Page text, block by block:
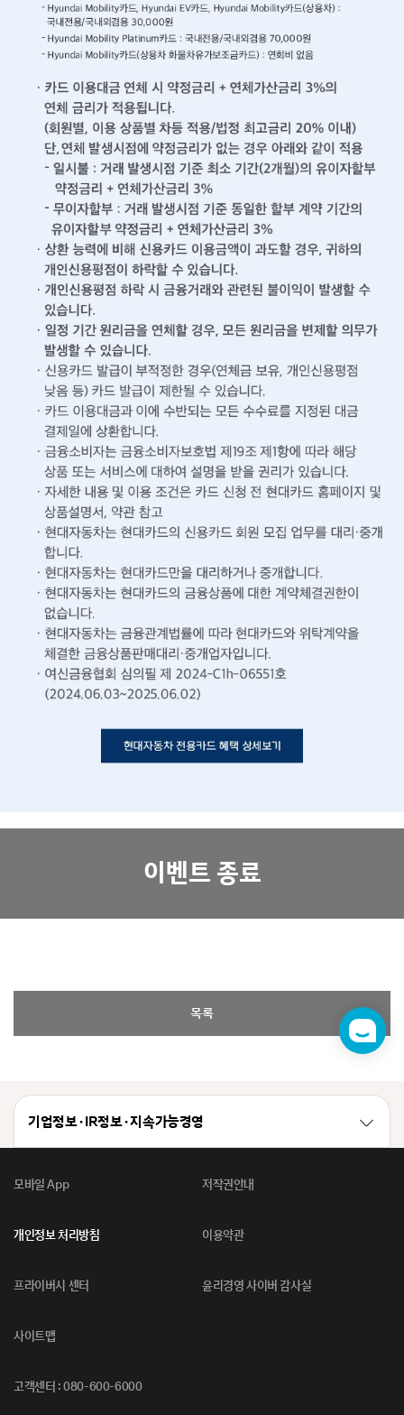
이벤트 종료
목록
챗
봇
기업정보 · IR정보 · 지속가능경영
모바일 App 저작권안내
개인정보 처리방침 이용약관
프라이버시 센터 윤리경영 사이버 감사실
사이트맵
고객센터 : 080-600-6000